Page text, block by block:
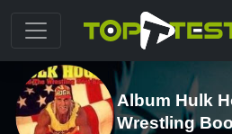
Album Hulk
Wrestling